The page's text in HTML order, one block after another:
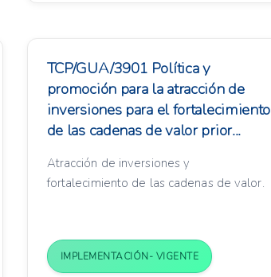
TCP/GUA/3901 Política y
promoción para la atracción de
inversiones para el fortalecimiento
de las cadenas de valor prior...
Atracción de inversiones y
fortalecimiento de las cadenas de valor.
IMPLEMENTACIÓN- VIGENTE